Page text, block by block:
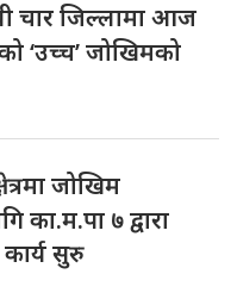
चार जिल्लामा आज
‘उच्च’ जोखिमको
जोखिम
का.म.पा ७ द्वारा
सुरु